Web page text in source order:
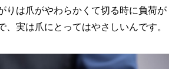
りは爪がやわらかくて切る時に負荷が
、実は爪にとってはやさしいんです。